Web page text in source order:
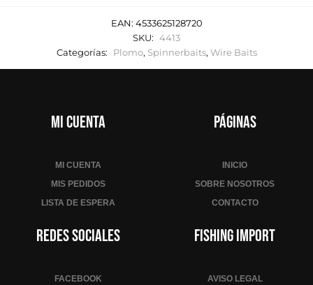
EAN: 4533625128720
SKU: 4413
Categorías:
Plomo, Spinnerbaits, Wire Baits
Mi cuenta
MI CUENTA
MIS PEDIDOS
LISTA DE ESPERA
Páginas
INICIO
SOBRE NOSOTROS
CONTACTO
Redes sociales
FACEBOOK
Fishing Import
AVISO LEGAL